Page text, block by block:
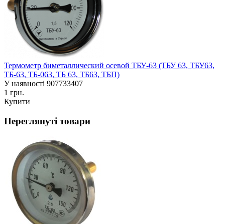
Термометр биметаллический осевой ТБУ-63 (ТБУ 63, ТБУ63,
ТБ-63, ТБ-063, ТБ 63, ТБ63, ТБП)
У наявності 907733407
1 грн.
Купити
Переглянуті товари